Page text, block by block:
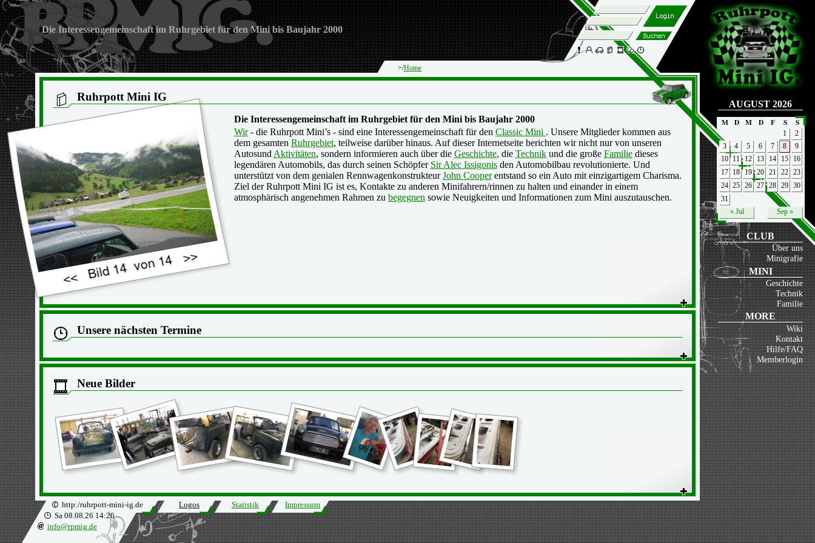
AUGUST 2026
M
D M D F S S
« Jul Sep »
1
2
3
4 5 6 7 8
9
10
11 12 13 14 15
16
17
18 19 20 21 22
23
24 25 26 27 28 29
30
31
CLUB
Über uns
Minigrafie
MINI
Geschichte
Technik
Familie
MORE
Wiki
Kontakt
Hilfe/FAQ
Memberlogin
Die Interessengemeinschaft im Ruhrgebiet für den Mini bis Baujahr 2000
>/Home
Ruhrpott Mini IG
Die Interessengemeinschaft im Ruhrgebiet für den Mini bis Baujahr 2000
Wir- die Ruhrpott Mini’s - sind eine Interessengemeinschaft für den Classic Mini . Unsere Mitglieder kommen aus
dem gesamten Ruhrgebiet, teilweise darüber hinaus. Auf dieser Internetseite berichten wir nicht nur von unseren
Autosund Aktivitäten, sondern informieren auch über die Geschichte, die Technikund die große Familiedieses
legendären Automobils, das durch seinen Schöpfer Sir Alec Issigonisden Automobilbau revolutionierte. Und
unterstützt von dem genialen RennwagenkonstrukteurJohn Cooperentstand so ein Auto mit einzigartigem Charisma.
Ziel der Ruhrpott Mini IG ist es, Kontakte zu anderen Minifahrern/rinnen zu halten und einander in einem
atmosphärisch angenehmen Rahmen zu begegnen sowie Neuigkeiten und Informationen zum Mini auszutauschen.
Unsere nächsten Termine
Neue Bilder
http:/ruhrpott-mini-ig.de Logos Statistik
Impressum
Sa 08.08.26 14:26
info@rpmig.de